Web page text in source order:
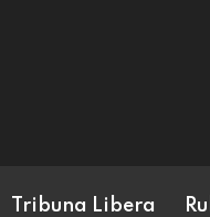
Tribuna Libera